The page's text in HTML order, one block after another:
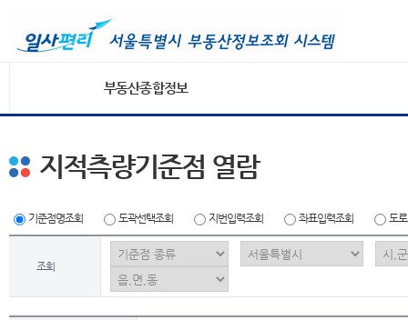
부동산종합정보
지적측량기준점 열람
기준점명조회 도곽선택조회 지번입력조회 좌표입력조회 도
조회